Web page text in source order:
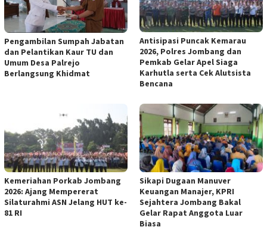
Pengambilan Sumpah Jabatan
dan Pelantikan Kaur TU dan
Umum Desa Palrejo
Berlangsung Khidmat
Antisipasi Puncak Kemarau
2026, Polres Jombang dan
Pemkab Gelar Apel Siaga
Karhutla serta Cek Alutsista
Bencana
Kemeriahan Porkab Jombang
2026: Ajang Mempererat
Silaturahmi ASN Jelang HUT ke-
81 RI
Sikapi Dugaan Manuver
Keuangan Manajer, KPRI
Sejahtera Jombang Bakal
Gelar Rapat Anggota Luar
Biasa